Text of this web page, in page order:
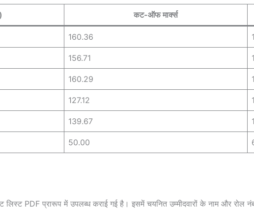
कट-ऑफ मार्क्स
160.36
156.71
160.29
127.12
139.67
50.00
लिस्ट PDF प्रारूप में उपलब्ध कराई गई है। इसमें चयनित उम्मीदवारों के नाम और रोल